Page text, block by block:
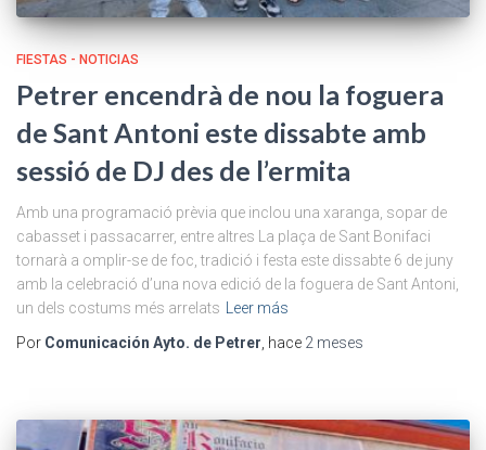
FIESTAS - NOTICIAS
Petrer encendrà de nou la foguera
de Sant Antoni este dissabte amb
sessió de DJ des de l’ermita
Amb una programació prèvia que inclou una xaranga, sopar de
cabasset i passacarrer, entre altres La plaça de Sant Bonifaci
tornarà a omplir-se de foc, tradició i festa este dissabte 6 de juny
amb la celebració d’una nova edició de la foguera de Sant Antoni,
un dels costums més arrelats
Leer más
Por Comunicación Ayto. de Petrer , hace 2 meses